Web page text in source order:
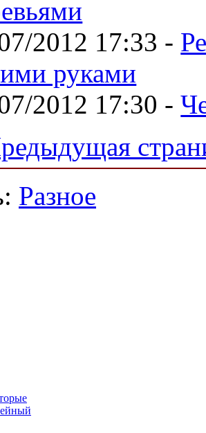
2012 17:33 -
руками
2012 17:30 -
Разное